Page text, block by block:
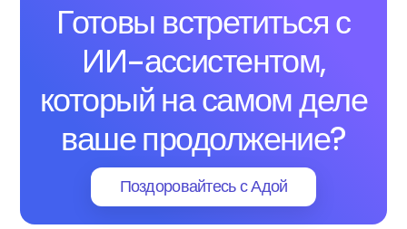
Готовы встретиться с
ИИ-ассистентом,
который на самом деле
ваше продолжение?
Поздоровайтесь с Адой